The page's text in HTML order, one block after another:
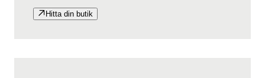
Hitta din butik